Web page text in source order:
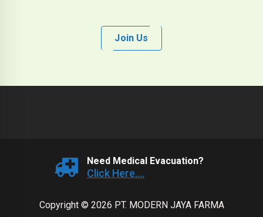
Join Us
Need Medical Evacuation?
Click Here....
Copyright © 2026 PT. MODERN JAYA FARMA